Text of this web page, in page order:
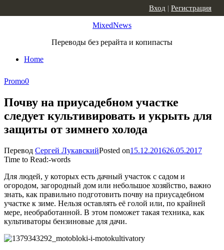
MixedNews
Переводы без рерайта и копипасты
Home
Вход | Регистрация
Promo0
Почву на приусадебном участке
следует культивировать и укрыть для
защиты от зимнего холода
Перевод Сергей ЛукавскийPosted on15.12.201626.05.2017
Time to Read:-words
Для людей, у которых есть дачный участок с садом и
огородом, загородный дом или небольшое хозяйство, важно
знать, как правильно подготовить почву на приусадебном
участке к зиме. Нельзя оставлять её голой или, по крайней
мере, необработанной. В этом поможет такая техника, как
культиваторы бензиновые для дачи.